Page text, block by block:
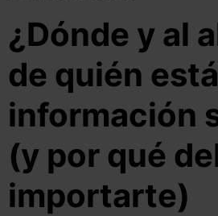
¿Dónde y al
de quién
información
(y por qué
importarte)